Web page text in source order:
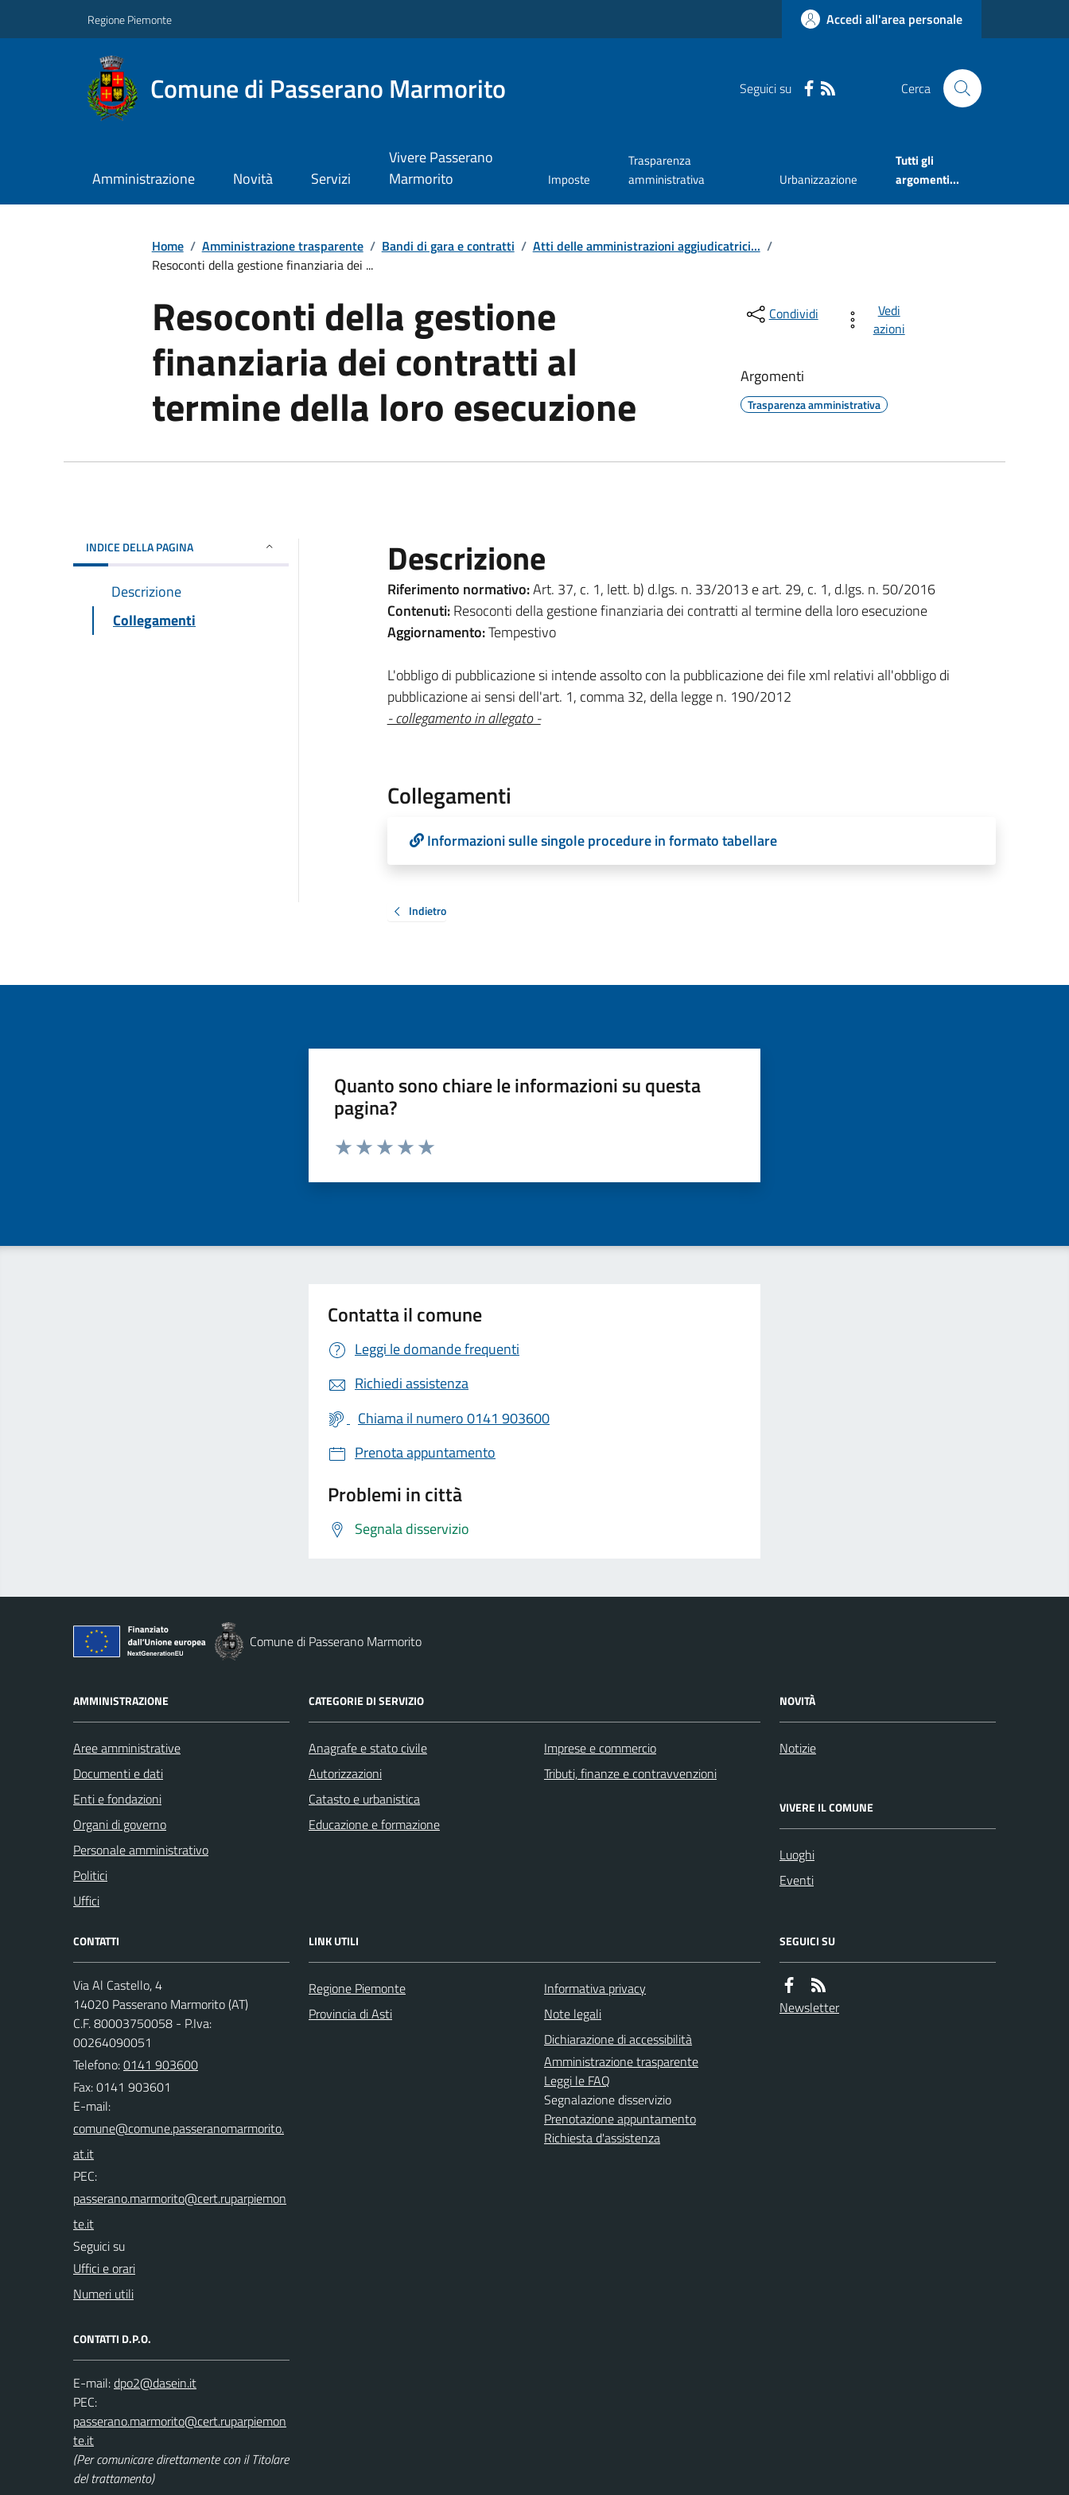
Regione Piemonte Accedi all'area personale
Comune di Passerano Marmorito Seguici su Cerca
Amministrazione Novità Servizi
Vivere Passerano
Marmorito
Imposte
Trasparenza
amministrativa
Urbanizzazione
Tutti gli
argomenti...
Home / Amministrazione trasparente / Bandi di gara e contratti / Atti delle amministrazioni aggiudicatrici... /
Resoconti della gestione finanziaria dei ...
Resoconti della gestione
finanziaria dei contratti al
termine della loro esecuzione
Condividi
Vedi
azioni
Argomenti
Trasparenza amministrativa
INDICE DELLA PAGINA
Descrizione
Collegamenti
Descrizione
Riferimento normativo:Art. 37, c. 1, lett. b) d.lgs. n. 33/2013 e art. 29, c. 1, d.lgs. n. 50/2016
Contenuti:Resoconti della gestione finanziaria dei contratti al termine della loro esecuzione
Aggiornamento:Tempestivo
L'obbligo di pubblicazione si intende assolto con la pubblicazione dei file xml relativi all'obbligo di
pubblicazione ai sensi dell'art. 1, comma 32, della legge n. 190/2012
- collegamento in allegato -
Collegamenti
Informazioni sulle singole procedure in formato tabellare
Indietro
Quanto sono chiare le informazioni su questa
pagina?
Valuta da 1 a 5 stelle la pagina
Contatta il comune
Leggi le domande frequenti
Richiedi assistenza
Chiama il numero 0141 903600
Prenota appuntamento
Problemi in città
Segnala disservizio
Comune di Passerano Marmorito
AMMINISTRAZIONE
Aree amministrative
Documenti e dati
Enti e fondazioni
Organi di governo
Personale amministrativo
Politici
Uffici
CATEGORIE DI SERVIZIO
Anagrafe e stato civile
Autorizzazioni
Catasto e urbanistica
Educazione e formazione
Imprese e commercio
Tributi, finanze e contravvenzioni
NOVITÀ
Notizie
VIVERE IL COMUNE
Luoghi
Eventi
CONTATTI
Via Al Castello, 4
14020 Passerano Marmorito (AT)
C.F. 80003750058 - P.Iva:
00264090051
Telefono:0141 903600
Fax: 0141 903601
E-mail:
PEC:
Seguici su
Uffici e orari
Numeri utili
CONTATTI D.P.O.
E-mail:
PEC:
(Per comunicare direttamente con il Titolare
del trattamento)
LINK UTILI
Regione Piemonte
Provincia di Asti
Informativa privacy
Note legali
Dichiarazione di accessibilità
Amministrazione trasparente
Leggi le FAQ
Segnalazione disservizio
Prenotazione appuntamento
Richiesta d'assistenza
SEGUICI SU
Newsletter